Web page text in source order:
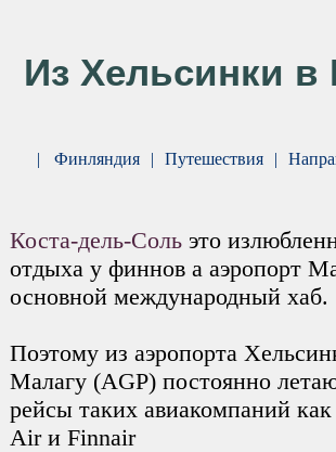
Из Хельсинки в
| Финляндия | Путешествия |
Коста-дель-Сольэто
отдыха у финнов а аэропорт
основной международный хаб.
Поэтому из аэропорта
Малагу (AGP) постоянно
рейсы таких авиакомпаний
Air и Finnair